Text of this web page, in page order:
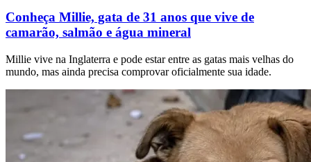
Conheça Millie, gata de 31 anos que vive de
camarão, salmão e água mineral
Millie vive na Inglaterra e pode estar entre as gatas mais velhas do
mundo, mas ainda precisa comprovar oficialmente sua idade.